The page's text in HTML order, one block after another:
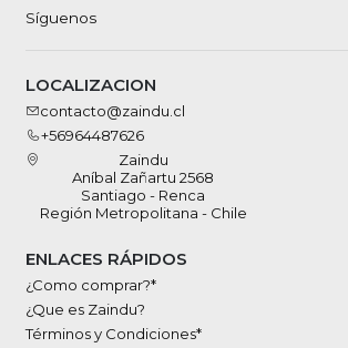
Síguenos
LOCALIZACION
contacto@zaindu.cl
+56964487626
Zaindu
Aníbal Zañartu 2568
Santiago - Renca
Región Metropolitana - Chile
ENLACES RÁPIDOS
¿Como comprar?*
¿Que es Zaindu?
Términos y Condiciones*